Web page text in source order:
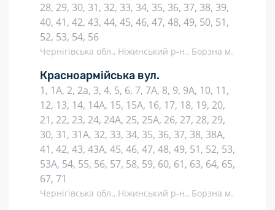
28, 29, 30, 31, 32, 33, 34, 35, 36, 37, 38, 39,
40, 41, 42, 43, 44, 45, 46, 47, 48, 49, 50, 51,
52, 53, 54, 56
Чернігівська обл., Ніжинський р-н., Борзна м.
Красноармійська вул.
1, 1А, 2, 2а, 3, 4, 5, 6, 7, 7А, 8, 9, 9А, 10, 11,
12, 13, 14, 14А, 15, 15А, 16, 17, 18, 19, 20,
21, 22, 23, 24, 24А, 25, 25А, 26, 27, 28, 29,
30, 31, 31А, 32, 33, 34, 35, 36, 37, 38, 38А,
41, 42, 43, 43А, 45, 46, 47, 48, 49, 51, 52, 53,
53А, 54, 55, 56, 57, 58, 59, 60, 61, 63, 64, 65,
67, 71
Чернігівська обл., Ніжинський р-н., Борзна м.